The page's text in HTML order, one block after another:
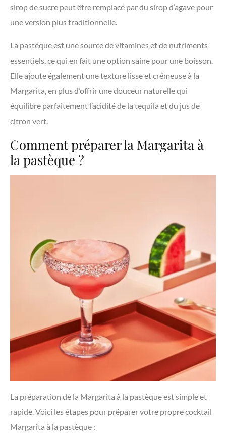
sirop de sucre peut être remplacé par du sirop d’agave pour
une version plus traditionnelle.
La pastèque est une source de vitamines et de nutriments
essentiels, ce qui en fait une option saine pour une boisson.
Elle ajoute également une texture lisse et crémeuse à la
Margarita, en plus d’offrir une douceur naturelle qui
équilibre parfaitement l’acidité de la tequila et du jus de
citron vert.
Comment préparer la Margarita à
la pastèque ?
La préparation de la Margarita à la pastèque est simple et
rapide. Voici les étapes pour préparer votre propre cocktail
Margarita à la pastèque :